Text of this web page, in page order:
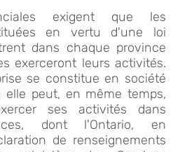
exigent que les
en vertu d'une loi
dans chaque province
exerceront leurs activités.
se constitue en société
elle peut, en même temps,
ses activités dans
dont l'Ontario, en
de renseignements